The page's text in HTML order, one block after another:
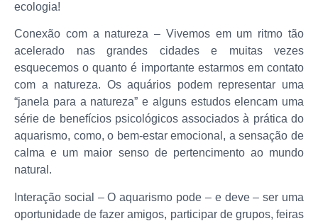
ecologia!
Conexão com a natureza – Vivemos em um ritmo tão
acelerado nas grandes cidades e muitas vezes
esquecemos o quanto é importante estarmos em contato
com a natureza. Os aquários podem representar uma
“janela para a natureza” e alguns estudos elencam uma
série de benefícios psicológicos associados à prática do
aquarismo, como, o bem-estar emocional, a sensação de
calma e um maior senso de pertencimento ao mundo
natural.
Interação social – O aquarismo pode – e deve – ser uma
oportunidade de fazer amigos, participar de grupos, feiras